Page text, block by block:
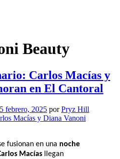
Beauty
Carlos Macías y
en El Cantoral
febrero, 2025 porPryz Hill
fusionan en una noche
Macías
llegan